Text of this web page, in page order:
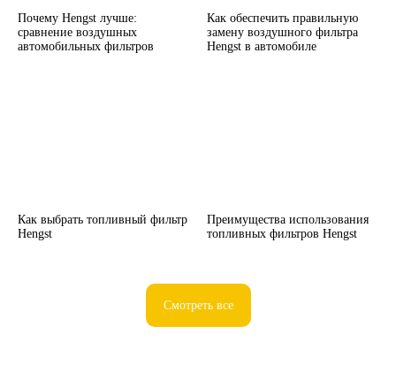
Почему Hengst лучше:
сравнение воздушных
автомобильных фильтров
Как обеспечить правильную
замену воздушного фильтра
Hengst в автомобиле
Как выбрать топливный фильтр
Hengst
Преимущества использования
топливных фильтров Hengst
Смотреть все